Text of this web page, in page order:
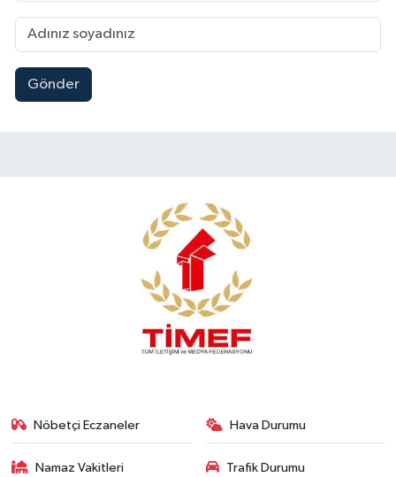
Gönder
Nöbetçi Eczaneler Hava Durumu
Namaz Vakitleri Trafik Durumu